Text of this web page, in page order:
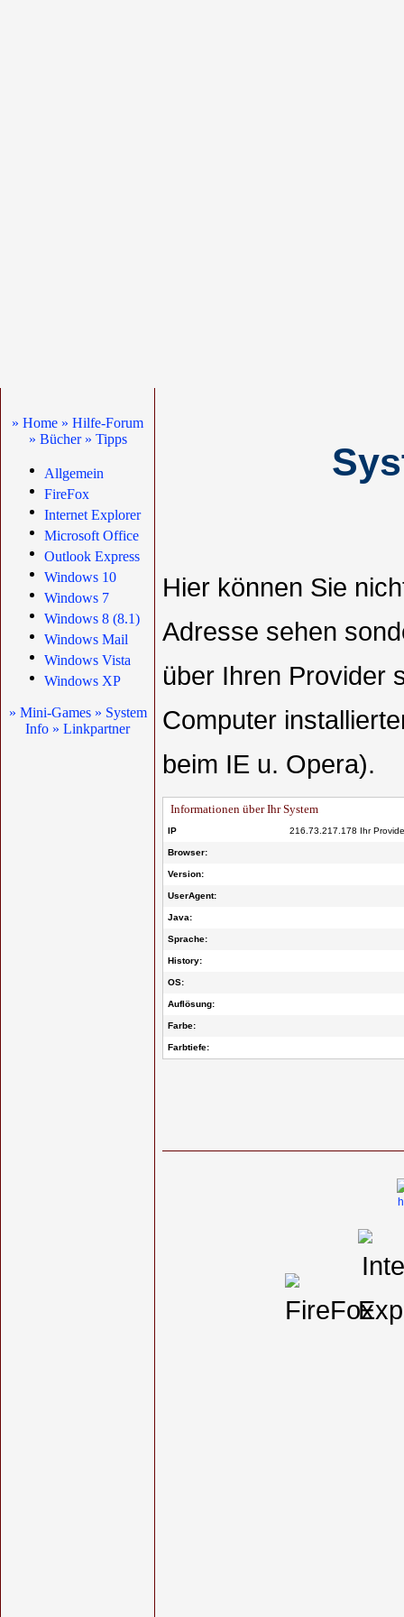
» Home » Hilfe-Forum
» Bücher » Tipps
Allgemein
FireFox
Internet Explorer
Microsoft Office
Outlook Express
Windows 10
Windows 7
Windows 8 (8.1)
Windows Mail
Windows Vista
Windows XP
» Mini-Games » System
Info » Linkpartner
Hier können Sie
Adresse sehen
über Ihren Provider
Computer
beim IE u. Opera).
Informationen über Ihr System
IP 216.73.217.178 Ihr
Browser:
Version:
UserAgent:
Java:
Sprache:
History:
OS:
Auflösung:
Farbe:
Farbtiefe: